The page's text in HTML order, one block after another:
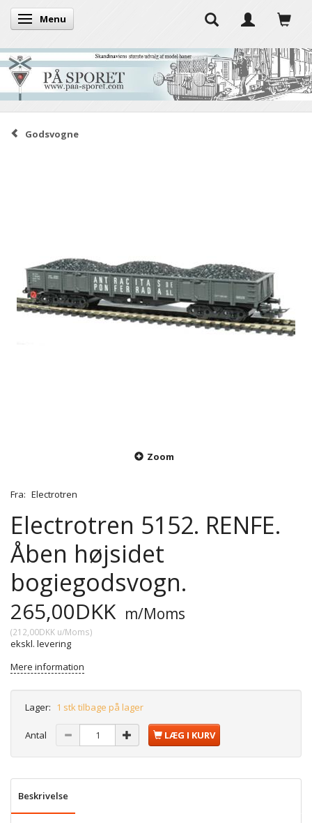
Skifte navigation
Menu
Godsvogne
Zoom
Fra: Electrotren
Electrotren 5152. RENFE.
Åben højsidet
bogiegodsvogn.
265,00DKK m/Moms
(212,00DKK u/Moms)
ekskl. levering
Mere information
Lager: 1 stk tilbage på lager
Antal LÆG I KURV
Beskrivelse